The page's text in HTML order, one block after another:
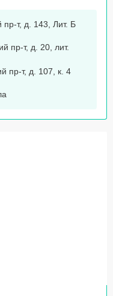
пр-т, д. 143, Лит. Б
пр-т, д. 20, лит.
пр-т, д. 107, к. 4